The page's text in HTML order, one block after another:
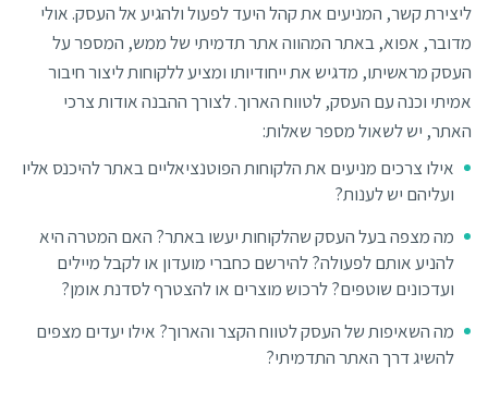
ליצירת קשר, המניעים את קהל היעד לפעול ולהגיע אל העסק. אולי
מדובר, אפוא, באתר המהווה אתר תדמיתי של ממש, המספר על
העסק מראשיתו, מדגיש את ייחודיותו ומציע ללקוחות ליצור חיבור
אמיתי וכנה עם העסק, לטווח הארוך. לצורך ההבנה אודות צרכי
האתר, יש לשאול מספר שאלות:
אילו צרכים מניעים את הלקוחות הפוטנציאליים באתר להיכנס אליו
ועליהם יש לענות?
מה מצפה בעל העסק שהלקוחות יעשו באתר? האם המטרה היא
להניע אותם לפעולה? להירשם כחברי מועדון או לקבל מיילים
ועדכונים שוטפים? לרכוש מוצרים או להצטרף לסדנת אומן?
מה השאיפות של העסק לטווח הקצר והארוך? אילו יעדים מצפים
להשיג דרך האתר התדמיתי?